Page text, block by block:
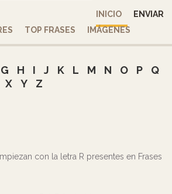
INICIO
ENVIAR
TOP FRASES IMÁGENES
G H I J K L M N O P
Q
X Y Z
con la letra R presentes en Frases